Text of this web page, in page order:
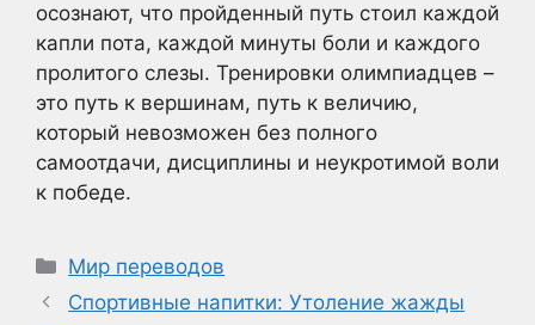
осознают, что пройденный путь стоил каждой
капли пота, каждой минуты боли и каждого
пролитого слезы. Тренировки олимпиадцев –
это путь к вершинам, путь к величию,
который невозможен без полного
самоотдачи, дисциплины и неукротимой воли
к победе.
Рубрики
Мир переводов
Спортивные напитки: Утоление жажды